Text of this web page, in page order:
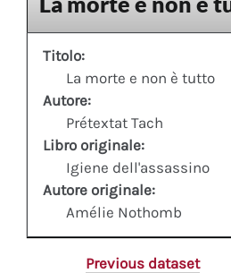
Titolo:
La morte e non è tutto
Autore:
Prétextat Tach
Libro originale:
Igiene dell'assassino
Autore originale:
Amélie Nothomb
Previous dataset